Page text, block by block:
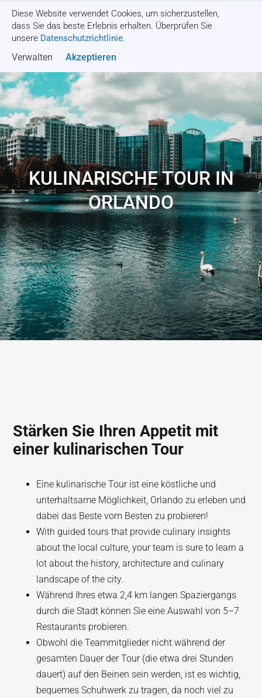
Diese Website verwendet Cookies, um sicherzustellen,
dass Sie das beste Erlebnis erhalten. Überprüfen Sie
unsere Datenschutzrichtlinie.
Verwalten Akzeptieren
Angebot einholen
KULINARISCHE TOUR IN
ORLANDO
Stärken Sie Ihren Appetit mit
einer kulinarischen Tour
Eine kulinarische Tour ist eine köstliche und
unterhaltsame Möglichkeit, Orlando zu erleben und
dabei das Beste vom Besten zu probieren!
With guided tours that provide culinary insights
about the local culture, your team is sure to learn a
lot about the history, architecture and culinary
landscape of the city.
Während Ihres etwa 2,4 km langen Spaziergangs
durch die Stadt können Sie eine Auswahl von 5–7
Restaurants probieren.
Obwohl die Teammitglieder nicht während der
gesamten Dauer der Tour (die etwa drei Stunden
dauert) auf den Beinen sein werden, ist es wichtig,
bequemes Schuhwerk zu tragen, da noch viel zu